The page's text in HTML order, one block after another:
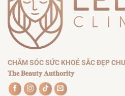
CHĂM SÓC SỨC KHOẺ SẮC ĐẸP
𝐓𝐡𝐞 𝐁𝐞𝐚𝐮𝐭𝐲 𝐀𝐮𝐭𝐡𝐨𝐫𝐢𝐭𝐲